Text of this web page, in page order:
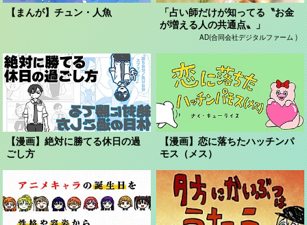
【まんが】チュン・人魚
「占い師だけが知ってる〝お金
が増える人の共通点〟」
AD(合同会社デジタルファーム )
【漫画】絶対に勝てる休日の過
ごし方
【漫画】恋に落ちたハッチンパ
モス（メス）